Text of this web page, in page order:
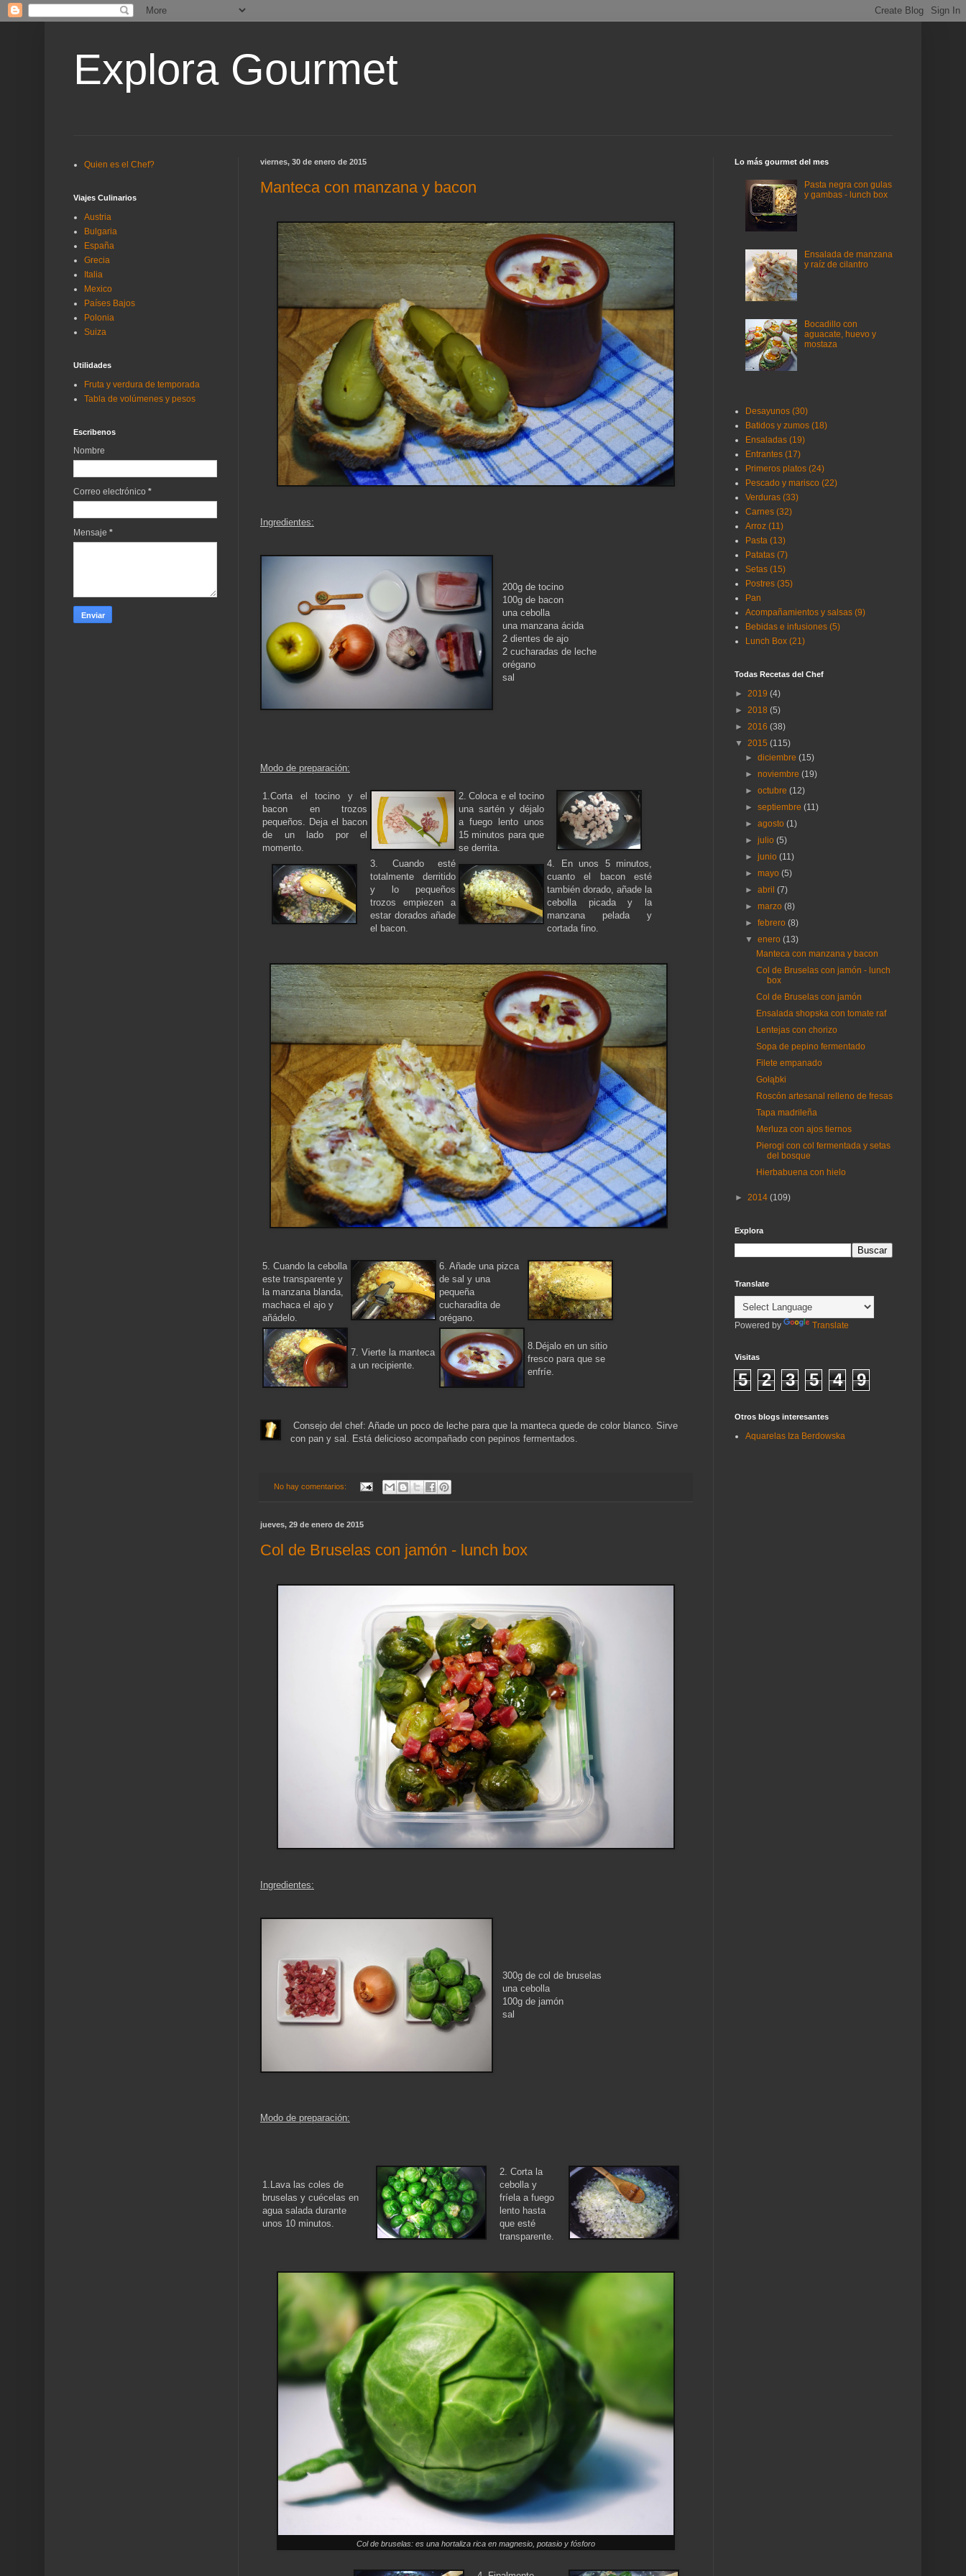
Explora Gourmet
viernes, 30 de enero de 2015
Manteca con manzana y bacon
Ingredientes:
200g de tocino
100g de bacon
una cebolla
una manzana ácida
2 dientes de ajo
2 cucharadas de leche
orégano
sal
Modo de preparación:
1.Corta el tocino y el
bacon en trozos
pequeños. Deja el bacon
de un lado por el
momento.
2. Coloca e el tocino
una sartén y déjalo
a fuego lento unos
15 minutos para que
se derrita.
3. Cuando esté
totalmente derritido
y lo pequeños
trozos empiezen a
estar dorados añade
el bacon.
4. En unos 5 minutos,
cuanto el bacon esté
también dorado, añade la
cebolla picada y la
manzana pelada y
cortada fino.
5. Cuando la cebolla
este transparente y
la manzana blanda,
machaca el ajo y
añádelo.
6. Añade una pizca
de sal y una
pequeña
cucharadita de
orégano.
7. Vierte la manteca
a un recipiente.
8.Déjalo en un sitio
fresco para que se
enfríe.
Consejo del chef: Añade un poco de leche para que la manteca quede de color blanco. Sirve
con pan y sal. Está delicioso acompañado con pepinos fermentados.
No hay comentarios:
jueves, 29 de enero de 2015
Col de Bruselas con jamón - lunch box
Ingredientes:
300g de col de bruselas
una cebolla
100g de jamón
sal
Modo de preparación:
1.Lava las coles de
bruselas y cuécelas en
agua salada durante
unos 10 minutos.
2. Corta la
cebolla y
fríela a fuego
lento hasta
que esté
transparente.
Col de bruselas: es una hortaliza rica en magnesio, potasio y fósforo
Quien es el Chef?
Viajes Culinarios
Austria
Bulgaria
España
Grecia
Italia
Mexico
Países Bajos
Polonia
Suiza
Utilidades
Fruta y verdura de temporada
Tabla de volúmenes y pesos
Escribenos
Nombre
Correo electrónico *
Mensaje *
Lo más gourmet del mes
Pasta negra con gulas
y gambas - lunch box
Ensalada de manzana
y raíz de cilantro
Bocadillo con
aguacate, huevo y
mostaza
Desayunos (30)
Batidos y zumos (18)
Ensaladas (19)
Entrantes (17)
Primeros platos (24)
Pescado y marisco (22)
Verduras (33)
Carnes (32)
Arroz (11)
Pasta (13)
Patatas (7)
Setas (15)
Postres (35)
Pan
Acompañamientos y salsas (9)
Bebidas e infusiones (5)
Lunch Box (21)
Todas Recetas del Chef
► 2019 (4)
► 2018 (5)
► 2016 (38)
▼ 2015 (115)
►diciembre(15)
►noviembre(19)
►octubre(12)
►septiembre(11)
►agosto(1)
►julio(5)
►junio(11)
►mayo(5)
►abril(7)
►marzo(8)
►febrero(8)
▼enero(13)
Manteca con manzana y bacon
Col de Bruselas con jamón - lunch
box
Col de Bruselas con jamón
Ensalada shopska con tomate raf
Lentejas con chorizo
Sopa de pepino fermentado
Filete empanado
Gołąbki
Roscón artesanal relleno de fresas
Tapa madrileña
Merluza con ajos tiernos
Pierogi con col fermentada y setas
del bosque
Hierbabuena con hielo
► 2014 (109)
Explora
Translate
Powered by Translate
Visitas
5 2 3 5 4 9
Otros blogs interesantes
Aquarelas Iza Berdowska